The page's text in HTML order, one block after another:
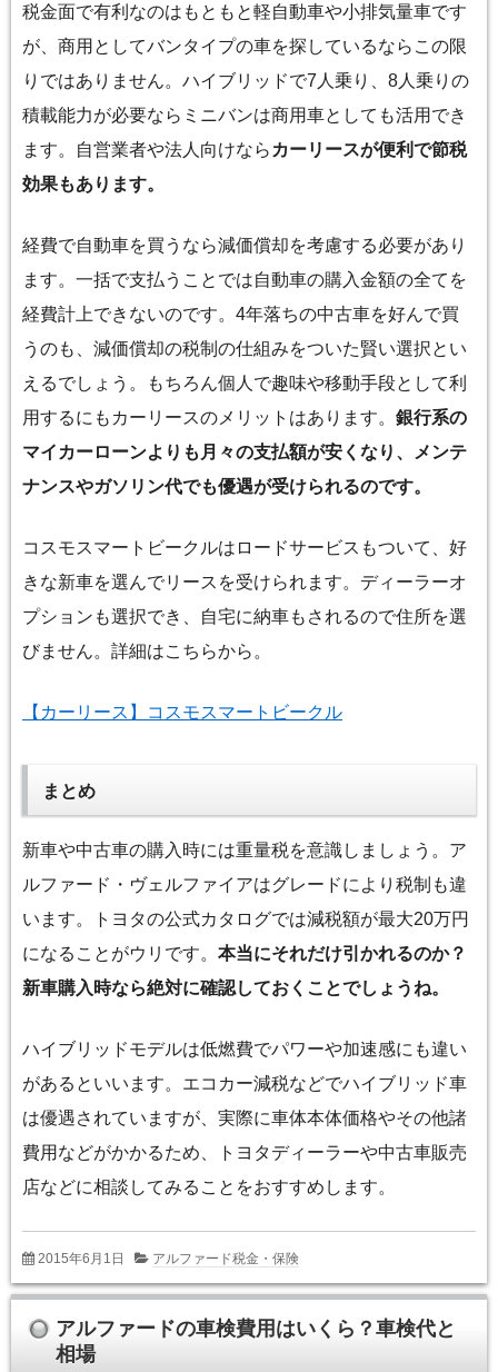
税金面で有利なのはもともと軽自動車や小排気量車です
が、商用としてバンタイプの車を探しているならこの限
りではありません。ハイブリッドで7人乗り、8人乗りの
積載能力が必要ならミニバンは商用車としても活用でき
ます。自営業者や法人向けなら カーリースが便利で節税
効果もあります。
経費で自動車を買うなら減価償却を考慮する必要があり
ます。一括で支払うことでは自動車の購入金額の全てを
経費計上できないのです。4年落ちの中古車を好んで買
うのも、減価償却の税制の仕組みをついた賢い選択とい
えるでしょう。もちろん個人で趣味や移動手段として利
用するにもカーリースのメリットはあります。 銀行系の
マイカーローンよりも月々の支払額が安くなり、メンテ
ナンスやガソリン代でも優遇が受けられるのです。
コスモスマートビークルはロードサービスもついて、好
きな新車を選んでリースを受けられます。ディーラーオ
プションも選択でき、自宅に納車もされるので住所を選
びません。詳細はこちらから。
【カーリース】コスモスマートビークル
まとめ
新車や中古車の購入時には重量税を意識しましょう。ア
ルファード・ヴェルファイアはグレードにより税制も違
います。トヨタの公式カタログでは減税額が最大20万円
になることがウリです。 本当にそれだけ引かれるのか？
新車購入時なら絶対に確認しておくことでしょうね。
ハイブリッドモデルは低燃費でパワーや加速感にも違い
があるといいます。エコカー減税などでハイブリッド車
は優遇されていますが、実際に車体本体価格やその他諸
費用などがかかるため、トヨタディーラーや中古車販売
店などに相談してみることをおすすめします。
2015年6月1日 アルファード税金・保険
アルファードの車検費用はいくら？車検代と
相場